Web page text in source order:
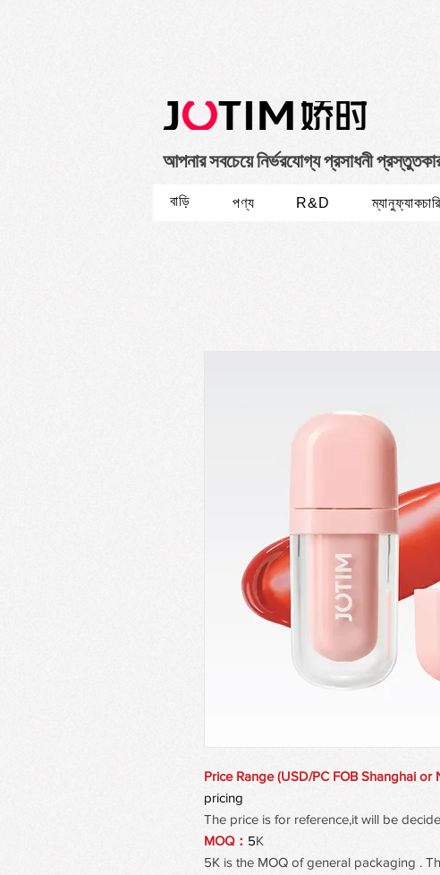
আপনার সবচেয়ে নির্ভরযোগ্য প্রসাধনী
বাড়ি পণ্য R&D
Price Range (USD/PC FOB Shanghai or
pricing
The price is for reference,it will be
MOQ： 5K
5K is the MOQ of general packaging .